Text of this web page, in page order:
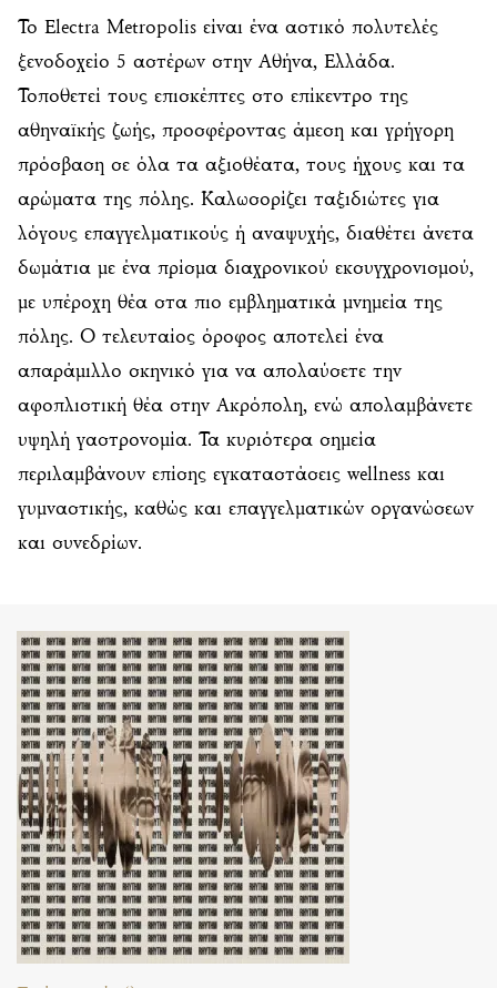
Το Electra Metropolis είναι ένα αστικό πολυτελές
ξενοδοχείο 5 αστέρων στην Αθήνα, Ελλάδα.
Τοποθετεί τους επισκέπτες στο επίκεντρο της
αθηναϊκής ζωής, προσφέροντας άμεση και γρήγορη
πρόσβαση σε όλα τα αξιοθέατα, τους ήχους και τα
αρώματα της πόλης. Καλωσορίζει ταξιδιώτες για
λόγους επαγγελματικούς ή αναψυχής, διαθέτει άνετα
δωμάτια με ένα πρίσμα διαχρονικού εκσυγχρονισμού,
με υπέροχη θέα στα πιο εμβληματικά μνημεία της
πόλης. Ο τελευταίος όροφος αποτελεί ένα
απαράμιλλο σκηνικό για να απολαύσετε την
αφοπλιστική θέα στην Ακρόπολη, ενώ απολαμβάνετε
υψηλή γαστρονομία. Τα κυριότερα σημεία
περιλαμβάνουν επίσης εγκαταστάσεις wellness και
γυμναστικής, καθώς και επαγγελματικών οργανώσεων
και συνεδρίων.